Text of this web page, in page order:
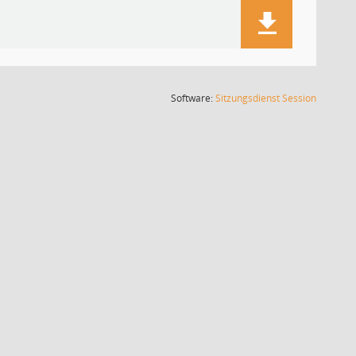
Software:SitzungsdienstSession(Wird in